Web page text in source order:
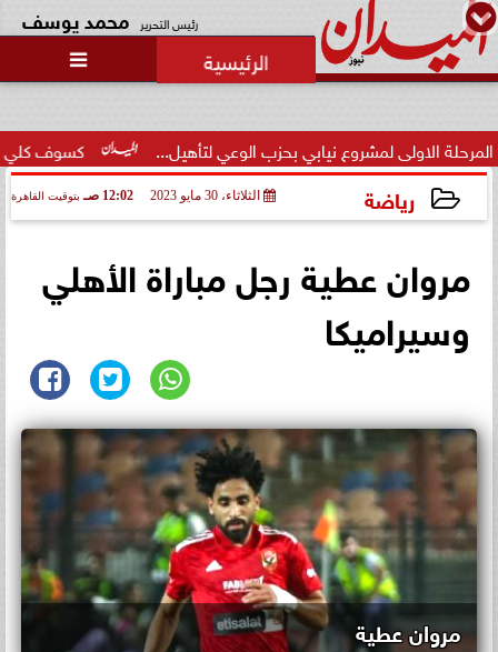
رئيس التحرير محمد يوسف

كسوف كلي للشمس لمشروع نيابي بحزب الوعي لتأهيل...
رياضة الثلاثاء، 30 مايو 2023 12:02 صـ بتوقيت القاهرة
مروان عطية رجل مباراة الأهلي
وسيراميكا
مروان عطية